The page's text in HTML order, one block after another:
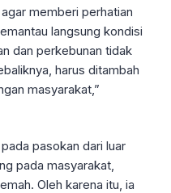
memberi perhatian
langsung kondisi
dan perkebunan tidak
harus ditambah
masyarakat,”
pasokan dari luar
pada masyarakat,
Oleh karena itu, ia